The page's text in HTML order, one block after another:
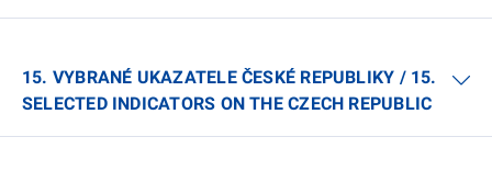
15. VYBRANÉ UKAZATELE ČESKÉ REPUBLIKY / 15.
SELECTED INDICATORS ON THE CZECH REPUBLIC